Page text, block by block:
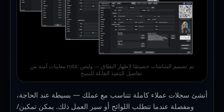
معاينات آمنة من nda: تم تصميم الشاشات خصيصًا لإظهار النطاق — وليس
أنشئ سجلات عملاء كاملة تتناسب مع عملك — بسيطة عند الحاجة،
ومفصلة عندما تتطلب اللوائح أو سير العمل ذلك. يمكن تمكين/